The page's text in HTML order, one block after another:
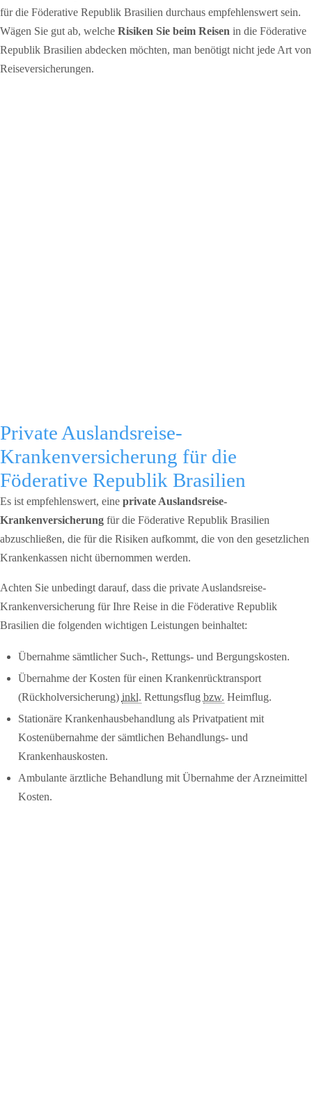
für die Föderative Republik Brasilien durchaus empfehlenswert sein.
Wägen Sie gut ab, welche Risiken Sie beim Reisen in die Föderative
Republik Brasilien abdecken möchten, man benötigt nicht jede Art von
Reiseversicherungen.
Private Auslandsreise-
Krankenversicherung für die
Föderative Republik Brasilien
Es ist empfehlenswert, eine private Auslandsreise-
Krankenversicherung für die Föderative Republik Brasilien
abzuschließen, die für die Risiken aufkommt, die von den gesetzlichen
Krankenkassen nicht übernommen werden.
Achten Sie unbedingt darauf, dass die private Auslandsreise-
Krankenversicherung für Ihre Reise in die Föderative Republik
Brasilien die folgenden wichtigen Leistungen beinhaltet:
Übernahme sämtlicher Such-, Rettungs- und Bergungskosten.
Übernahme der Kosten für einen Krankenrücktransport
(Rückholversicherung) inkl. Rettungsflug bzw. Heimflug.
Stationäre Krankenhausbehandlung als Privatpatient mit
Kostenübernahme der sämtlichen Behandlungs- und
Krankenhauskosten.
Ambulante ärztliche Behandlung mit Übernahme der Arzneimittel
Kosten.